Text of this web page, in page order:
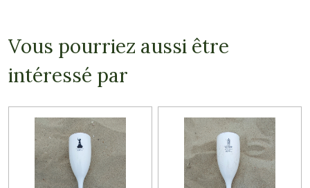
Vous pourriez aussi être
intéressé par